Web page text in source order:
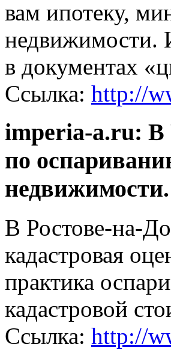
вам ипотеку,
недвижимости.
в документах
Ссылка: http://
imperia-a.ru: В
по
недвижимости.
В Ростове-на-
кадастровая
практика
кадастровой
Ссылка: http://